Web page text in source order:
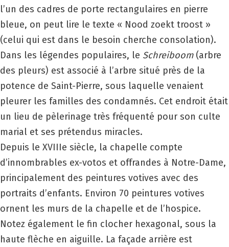
l’un des cadres de porte rectangulaires en pierre
bleue, on peut lire le texte « Nood zoekt troost »
(celui qui est dans le besoin cherche consolation).
Dans les légendes populaires, le Schreiboom(arbre
des pleurs) est associé à l’arbre situé près de la
potence de Saint-Pierre, sous laquelle venaient
pleurer les familles des condamnés. Cet endroit était
un lieu de pèlerinage très fréquenté pour son culte
marial et ses prétendus miracles.
Depuis le XVIIIe siècle, la chapelle compte
d’innombrables ex-votos et offrandes à Notre-Dame,
principalement des peintures votives avec des
portraits d’enfants. Environ 70 peintures votives
ornent les murs de la chapelle et de l’hospice.
Notez également le fin clocher hexagonal, sous la
haute flèche en aiguille. La façade arrière est